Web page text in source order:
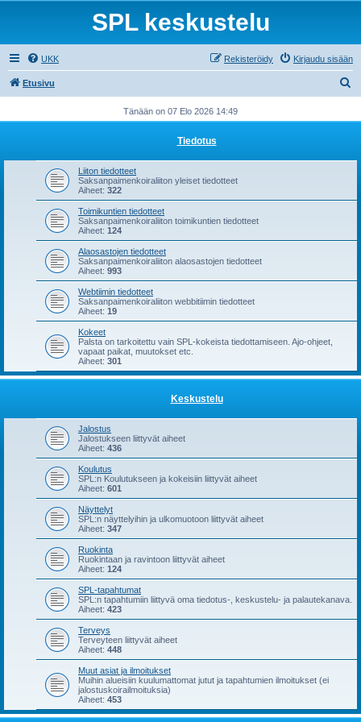
SPL keskustelu
UKK Kirjaudu sisään
Rekisteröidy
Etusivu
s
Tänään on 07 Elo 2026 14:49
Tiedotus
Liiton tiedotteet
Saksanpaimenkoiraliiton yleiset tiedotteet
Aiheet: 322
Toimikuntien tiedotteet
Saksanpaimenkoiraliiton toimikuntien tiedotteet
Aiheet: 124
Alaosastojen tiedotteet
Saksanpaimenkoiraliiton alaosastojen tiedotteet
Aiheet: 993
Webtiimin tiedotteet
Saksanpaimenkoiraliiton webbitiimin tiedotteet
Aiheet: 19
Kokeet
Palsta on tarkoitettu vain SPL-kokeista tiedottamiseen. Ajo-ohjeet,
vapaat paikat, muutokset etc.
Aiheet: 301
Keskustelu
Jalostus
Jalostukseen liittyvät aiheet
Aiheet: 436
Koulutus
SPL:n Koulutukseen ja kokeisiin liittyvät aiheet
Aiheet: 601
Näyttelyt
SPL:n näyttelyihin ja ulkomuotoon liittyvät aiheet
Aiheet: 347
Ruokinta
Ruokintaan ja ravintoon liittyvät aiheet
Aiheet: 124
SPL-tapahtumat
SPL:n tapahtumiin liittyvä oma tiedotus-, keskustelu- ja palautekanava.
Aiheet: 423
Terveys
Terveyteen liittyvät aiheet
Aiheet: 448
Muut asiat ja ilmoitukset
Muihin alueisiin kuulumattomat jutut ja tapahtumien ilmoitukset (ei
jalostuskoirailmoituksia)
Aiheet: 453